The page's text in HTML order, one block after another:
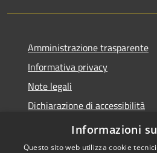
Amministrazione trasparente
Informativa privacy
Note legali
Dichiarazione di accessibilità
Link app municipium
Informazioni
Questo sito web utilizza cookie